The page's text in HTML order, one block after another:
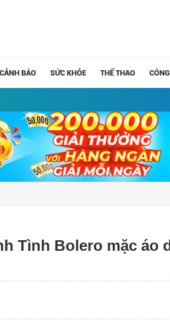
CẢNH BÁO SỨC KHỎE THỂ THAO
Tình Bolero mặc áo